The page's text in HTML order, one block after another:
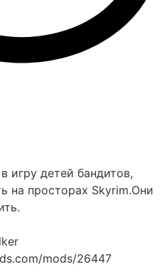
игру детей бандитов,
на просторах Skyrim.Они
mods/26447